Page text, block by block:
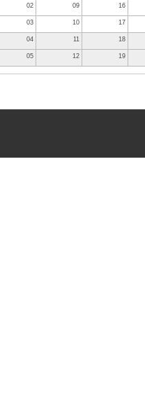
02 09 16
03 10 17
04 11 18
05 12 19